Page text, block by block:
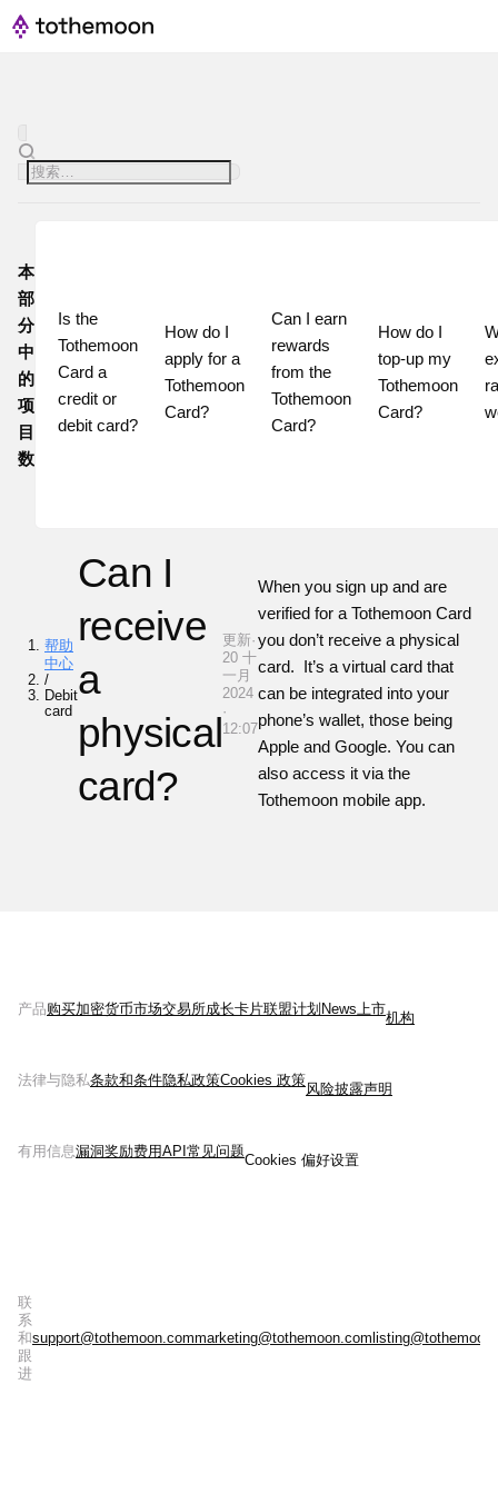
本
部
分
中
的
项
目
数
Is the
Tothemoon
Card a
credit or
debit card?
How do I
apply for a
Tothemoon
Card?
Can I earn
rewards
from the
Tothemoon
Card?
How do I
top-up my
Tothemoon
Card?
帮助
中心
/
Debit
card
Can I
receive
a
physical
card?
更新·
20 十
一月
2024
·
12:07
When you sign up and are
verified for a Tothemoon Card
you don’t receive a physical
card. It’s a virtual card that
can be integrated into your
phone’s wallet, those being
Apple and Google. You can
also access it via the
Tothemoon mobile app.
产品购买加密货币市场交易所成长卡片联盟计划 News上市
机构
法律与隐私条款和条件隐私政策Cookies 政策
风险披露声明
有用信息漏洞奖励费用API 常见问题
Cookies 偏好设置
联
系
和
跟
进
support@tothemoon.commarketing@tothemoon.com